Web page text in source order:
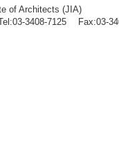
of Architects (JIA)
3408-7125 Fax:03-